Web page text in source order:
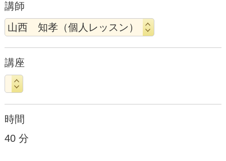
講師
講座
時間
40 分